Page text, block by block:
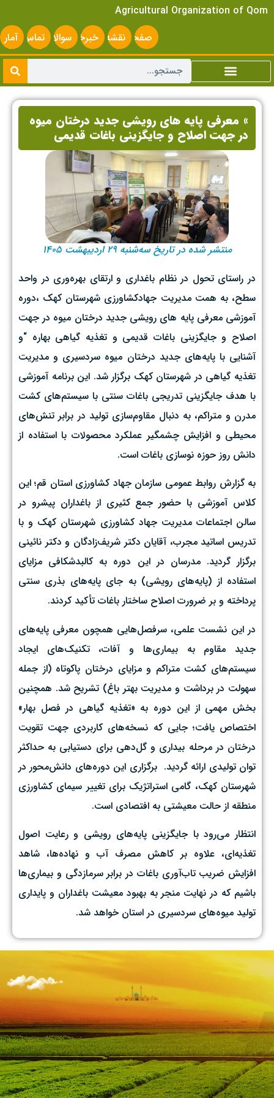
Agricultural Organization of Qom
صفحه
اصلی
نقشه
سایت
خبرخوانسوالات
متداول
تماس
با ما
آمار
» معرفی پایه های رویشی جدید درختان میوه
در جهت اصلاح و جایگزینی باغات قدیمی ‌
منتشر شده در تاریخ سه‌شنبه ۲۹ اردیبهشت ۱۴۰۵
در راستای تحول در نظام باغداری و ارتقای بهره‌وری در واحد
سطح، به همت مدیریت جهادکشاورزی شهرستان کهک ،دوره
آموزشی معرفی پایه های رویشی جدید درختان میوه در جهت
اصلاح و جایگزینی باغات قدیمی و تغذیه گیاهی بهاره “و
آشنایی با پایه‌های جدید درختان میوه سردسیری و مدیریت
تغذیه گیاهی در شهرستان کهک برگزار شد. این برنامه آموزشی
با هدف جایگزینی تدریجی باغات سنتی با سیستم‌های کشت
مدرن و متراکم، به دنبال مقاوم‌سازی تولید در برابر تنش‌های
محیطی و افزایش چشمگیر عملکرد محصولات با استفاده از
دانش روز حوزه نوسازی باغات است. ‌
به گزارش روابط عمومی سازمان جهاد کشاورزی استان قم؛ این
کلاس آموزشی با حضور جمع کثیری از باغداران پیشرو در
سالن اجتماعات مدیریت جهاد کشاورزی شهرستان کهک و با
تدریس اساتید مجرب، آقایان دکتر شریف‌زادگان و دکتر نائینی
برگزار گردید. مدرسان در این دوره به کالبدشکافی مزایای
استفاده از (پایه‌های رویشی) به جای پایه‌های بذری سنتی
پرداخته و بر ضرورت اصلاح ساختار باغات تأکید کردند. ‌
در این نشست علمی، سرفصل‌هایی همچون معرفی پایه‌های
جدید مقاوم به بیماری‌ها و آفات، تکنیک‌های ایجاد
سیستم‌های کشت متراکم و مزایای درختان پاکوتاه (از جمله
سهولت در برداشت و مدیریت بهتر باغ) تشریح شد. همچنین
بخش مهمی از این دوره به «تغذیه گیاهی در فصل بهار»
اختصاص یافت؛ جایی که نسخه‌های کاربردی جهت تقویت
درختان در مرحله بیداری و گل‌دهی برای دستیابی به حداکثر
توان تولیدی ارائه گردید. ‌ برگزاری این دوره‌های دانش‌محور در
شهرستان کهک، گامی استراتژیک برای تغییر سیمای کشاورزی
منطقه از حالت معیشتی به افتصادی است.
انتظار می‌رود با جایگزینی پایه‌های رویشی و رعایت اصول
تغذیه‌ای، علاوه بر کاهش مصرف آب و نهاده‌ها، شاهد
افزایش ضریب تاب‌آوری باغات در برابر سرمازدگی و بیماری‌ها
باشیم که در نهایت منجر به بهبود معیشت باغداران و پایداری
تولید میوه‌های سردسیری در استان خواهد شد.